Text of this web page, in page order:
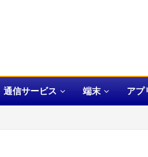
通信サービス 端末 アプ